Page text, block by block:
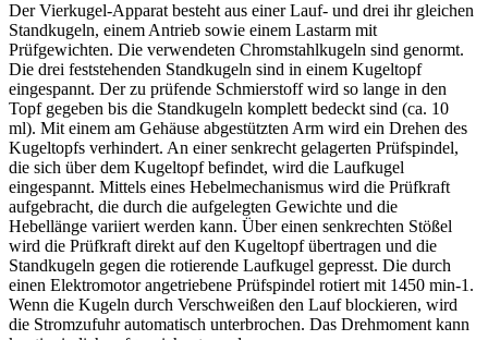
Der Vierkugel-Apparat besteht aus einer Lauf- und drei ihr gleichen
Standkugeln, einem Antrieb sowie einem Lastarm mit
Prüfgewichten. Die verwendeten Chromstahlkugeln sind genormt.
Die drei feststehenden Standkugeln sind in einem Kugeltopf
eingespannt. Der zu prüfende Schmierstoff wird so lange in den
Topf gegeben bis die Standkugeln komplett bedeckt sind (ca. 10
ml). Mit einem am Gehäuse abgestützten Arm wird ein Drehen des
Kugeltopfs verhindert. An einer senkrecht gelagerten Prüfspindel,
die sich über dem Kugeltopf befindet, wird die Laufkugel
eingespannt. Mittels eines Hebelmechanismus wird die Prüfkraft
aufgebracht, die durch die aufgelegten Gewichte und die
Hebellänge variiert werden kann. Über einen senkrechten Stößel
wird die Prüfkraft direkt auf den Kugeltopf übertragen und die
Standkugeln gegen die rotierende Laufkugel gepresst. Die durch
einen Elektromotor angetriebene Prüfspindel rotiert mit 1450 min-1.
Wenn die Kugeln durch Verschweißen den Lauf blockieren, wird
die Stromzufuhr automatisch unterbrochen. Das Drehmoment kann